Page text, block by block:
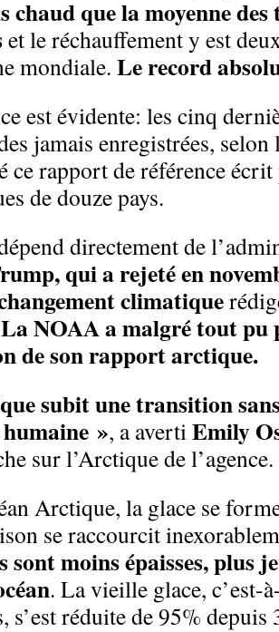
chaud que la moyenne
et le réchauffement y est
mondiale. Le record
est évidente: les cinq
jamais enregistrées,
ce rapport de référence
de douze pays.
directement de
qui a rejeté en
climatique
La NOAA a malgré tout pu
de son rapport arctique.
subit une transition
», a avertiEmily
sur l’Arctique de l’agence.
Arctique, la glace se
se raccourcit
sont moins épaisses, plus
. La vieille glace, c’est-
s’est réduite de 95% depuis